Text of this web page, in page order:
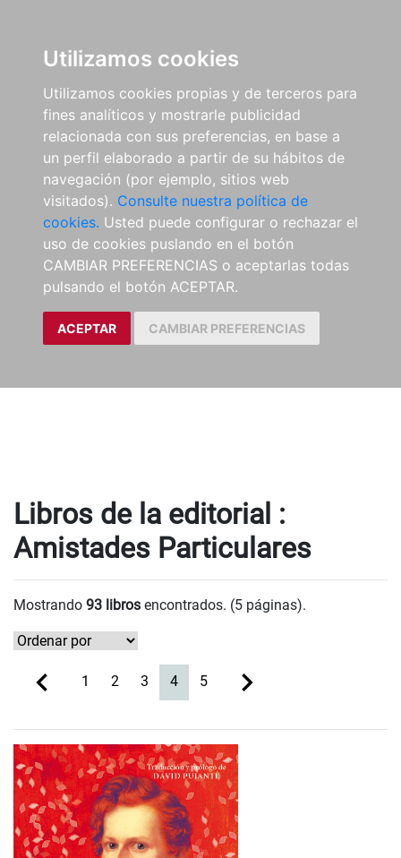
Utilizamos cookies
Utilizamos cookies propias y de terceros para
fines analíticos y mostrarle publicidad
relacionada con sus preferencias, en base a
un perfil elaborado a partir de su hábitos de
navegación (por ejemplo, sitios web
visitados). Consulte nuestra política de
cookies. Usted puede configurar o rechazar el
uso de cookies puslando en el botón
CAMBIAR PREFERENCIAS o aceptarlas todas
pulsando el botón ACEPTAR.
ACEPTAR CAMBIAR PREFERENCIAS
Libros de la editorial :
Amistades Particulares
Mostrando 93 libros encontrados. (5 páginas).
1 2 3 4(current)
5